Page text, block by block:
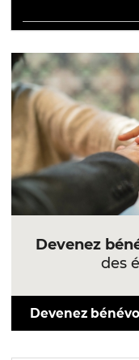
Devenez
des
Devenez